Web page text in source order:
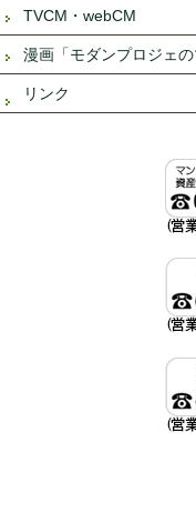
TVCM・webCM
漫画「モダンプロジェ
リンク